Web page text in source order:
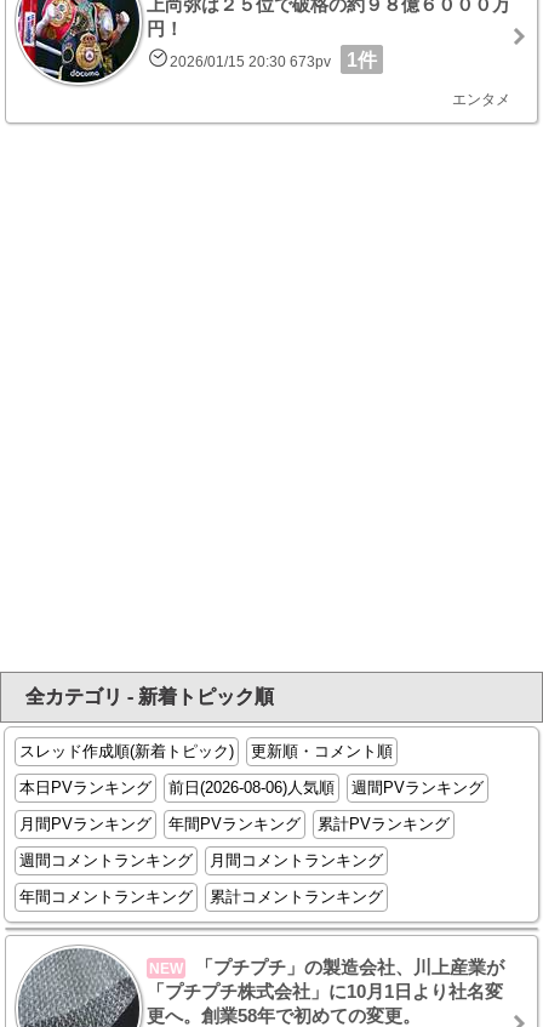
円！
2026/01/15 20:30 673pv 1件
エンタメ
全カテゴリ - 新着トピック順
スレッド作成順(新着トピック)
更新順・コメント順
本日PVランキング
前日(2026-08-06)人気順
週間PVランキング
月間PVランキング
年間PVランキング
累計PVランキング
週間コメントランキング
月間コメントランキング
年間コメントランキング
累計コメントランキング
NEW
「プチプチ」の製造会社、川上産業が
「プチプチ株式会社」に10月1日より社名変
更へ。創業58年で初めての変更。